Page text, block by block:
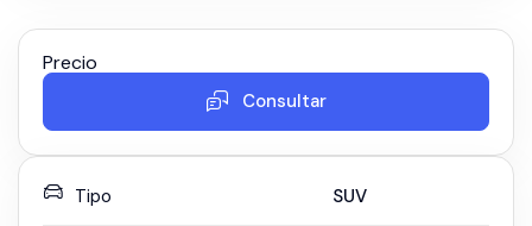
Precio
Consultar
Tipo SUV